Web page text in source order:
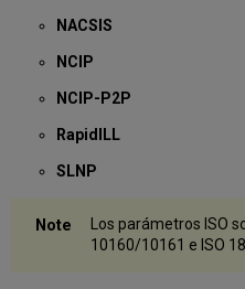
NACSIS
NCIP
NCIP-P2P
RapidILL
SLNP
Los parámetros ISO
10160/10161 e ISO